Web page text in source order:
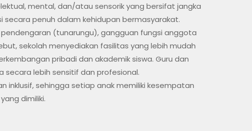
mental, dan/atau sensorik yang bersifat jangka
penuh dalam kehidupan bermasyarakat.
(tunarungu), gangguan fungsi anggota
sekolah menyediakan fasilitas yang lebih mudah
pribadi dan akademik siswa. Guru dan
secara lebih sensitif dan profesional.
inklusif, sehingga setiap anak memiliki kesempatan
dimiliki.